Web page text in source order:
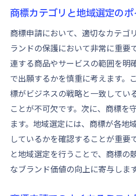
商標カテゴリと地域選定のポ
商標申請において、適切なカテゴ
ランドの保護において非常に重要
連する商品やサービスの範囲を明
で出願するかを慎重に考えます。
標がビジネスの戦略と一致してい
ことが不可欠です。次に、商標を
ます。地域選定には、商標が各地
しているかを確認することが重要
と地域選定を行うことで、商標の
なブランド価値の向上に寄与します